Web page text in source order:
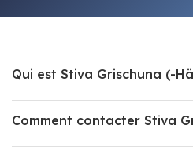
Qui est Stiva Grischuna (-
Comment contacter Stiva